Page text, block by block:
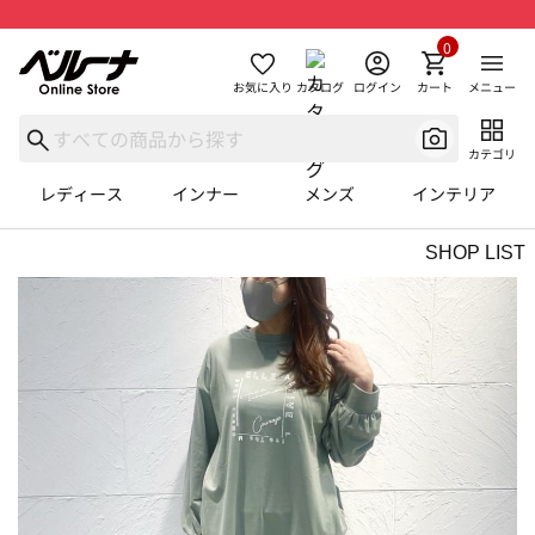
お気に入り カタログ ログイン カート
0
メニュー
カテゴリ
レディース インナー メンズ インテリア
SHOP LIST